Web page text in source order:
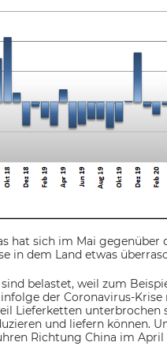
hat sich im Mai
in dem Land etwas
belastet, weil zum
der Coronavirus-
Lieferketten unterbrochen
und liefern können.
Richtung China im April